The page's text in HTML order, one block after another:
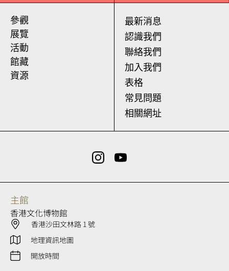
參觀
展覽
活動
館藏
資源
最新消息
認識我們
聯絡我們
加入我們
表格
常見問題
相關網址
主館
香港文化博物館
香港沙田文林路 1 號
地理資訊地圖
開放時間